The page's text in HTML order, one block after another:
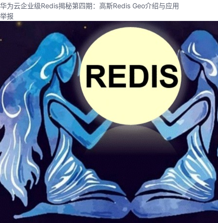
页
开
我
的
博
客
我
的
论
坛
我
的
圈
子
我
的
直
我
的
我
华为云企业级Redis揭秘第四期：高斯Redis Geo介绍与应用
举报